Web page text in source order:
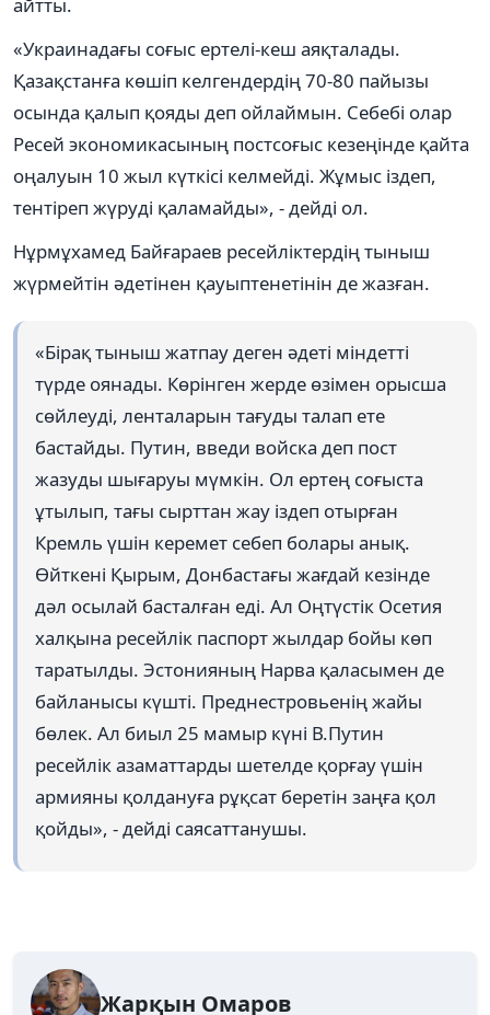
«Украинадағы соғыс ертелі-кеш аяқталады.
Қазақстанға көшіп келгендердің 70-80 пайызы
осында қалып қояды деп ойлаймын. Себебі олар
Ресей экономикасының постсоғыс кезеңінде қайта
оңалуын 10 жыл күткісі келмейді. Жұмыс іздеп,
тентіреп жүруді қаламайды», - дейді ол.
Нұрмұхамед Байғараев ресейліктердің тыныш
жүрмейтін әдетінен қауыптенетінін де жазған.
«Бірақ тыныш жатпау деген әдеті міндетті
түрде оянады. Көрінген жерде өзімен орысша
сөйлеуді, ленталарын тағуды талап ете
бастайды. Путин, введи войска деп пост
жазуды шығаруы мүмкін. Ол ертең соғыста
ұтылып, тағы сырттан жау іздеп отырған
Кремль үшін керемет себеп болары анық.
Өйткені Қырым, Донбастағы жағдай кезінде
дәл осылай басталған еді. Ал Оңтүстік Осетия
халқына ресейлік паспорт жылдар бойы көп
таратылды. Эстонияның Нарва қаласымен де
байланысы күшті. Преднестровьенің жайы
бөлек. Ал биыл 25 мамыр күні В.Путин
ресейлік азаматтарды шетелде қорғау үшін
армияны қолдануға рұқсат беретін заңға қол
қойды», - дейді саясаттанушы.
Жарқын Омаров